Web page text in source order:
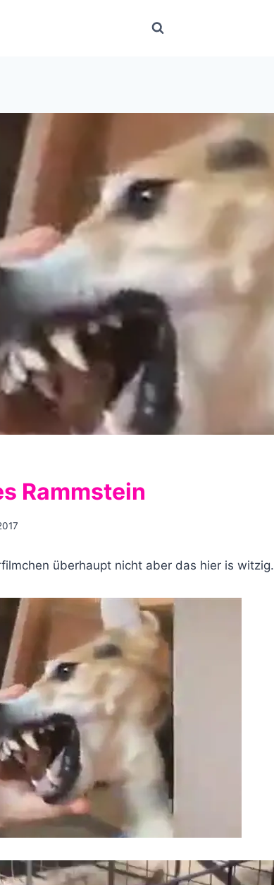
Rammstein
überhaupt nicht aber das hier is witzig.